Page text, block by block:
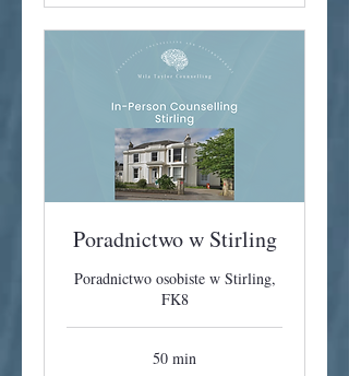
Poradnictwo w Stirling
Poradnictwo osobiste w Stirling,
FK8
50 min